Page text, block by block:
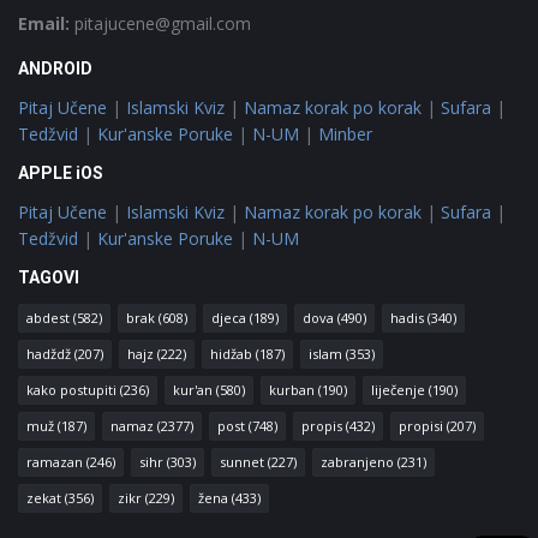
Email: pitajucene@gmail.com
ANDROID
Pitaj Učene | Islamski Kviz | Namaz korak po korak | Sufara |
Tedžvid | Kur'anske Poruke | N-UM | Minber
APPLE iOS
Pitaj Učene | Islamski Kviz | Namaz korak po korak | Sufara |
Tedžvid | Kur'anske Poruke | N-UM
TAGOVI
abdest (582) brak (608) djeca (189) dova (490) hadis (340)
hadždž (207) hajz (222) hidžab (187) islam (353)
kako postupiti (236) kur'an (580) kurban (190) liječenje (190)
muž (187) namaz (2377) post (748) propis (432) propisi (207)
ramazan (246) sihr (303) sunnet (227) zabranjeno (231)
zekat (356) zikr (229) žena (433)